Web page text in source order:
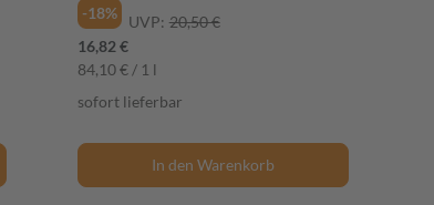
-18%
UVP: 20,50 €
16,82 €
84,10 € / 1 l
sofort lieferbar
In den Warenkorb